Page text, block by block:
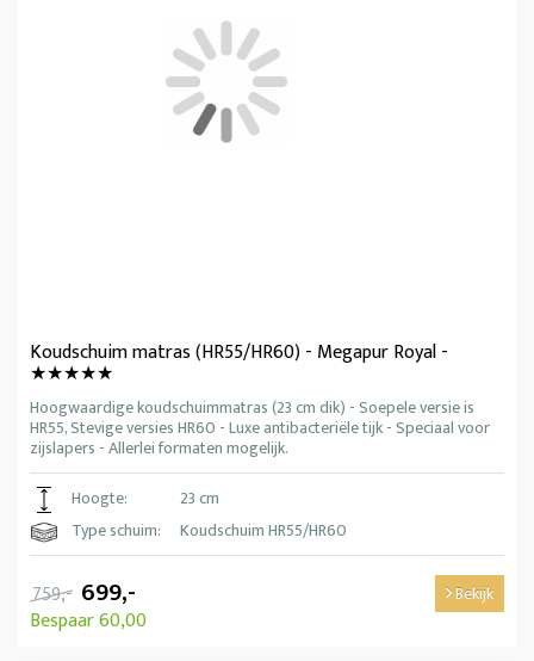
Koudschuim matras (HR55/HR60) - Megapur Royal -
★★★★★
Hoogwaardige koudschuimmatras (23 cm dik) - Soepele versie is
HR55, Stevige versies HR60 - Luxe antibacteriële tijk - Speciaal voor
zijslapers - Allerlei formaten mogelijk.
Hoogte:
23 cm
Type schuim:
Koudschuim HR55/HR60
759,- 699,-
Bespaar 60,00
Bekijk